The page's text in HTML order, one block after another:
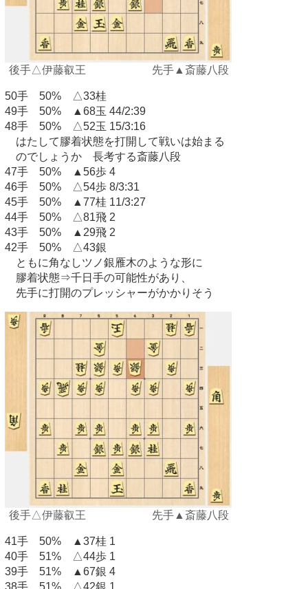
後手△伊藤叡王 先手▲斎藤八段
50手 50% △33桂
49手 50% ▲68玉 44/2:39
48手 50% △52玉 15/3:16
はたして膠着状態を打開して戦いは始まる
のでしょうか 長考する斎藤八段
47手 50% ▲56歩 4
46手 50% △54歩 8/3:31
45手 50% ▲77桂 11/3:27
44手 50% △81飛 2
43手 50% ▲29飛 2
42手 50% △43銀
ともに角なしツノ銀雁木のような形に
膠着状態⇒千日手の可能性があり、
先手に打開のプレッシャーがかかりそう
後手△伊藤叡王 先手▲斎藤八段
41手 50% ▲37桂 1
40手 51% △44歩 1
39手 51% ▲67銀 4